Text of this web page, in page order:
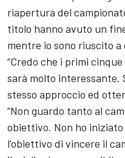
riapertura del
titolo hanno avuto un
mentre io sono riuscito a
“Credo che i primi
sarà molto interessante.
stesso approccio ed
“Non guardo tanto al
obiettivo. Non ho
l'obiettivo di vincere il